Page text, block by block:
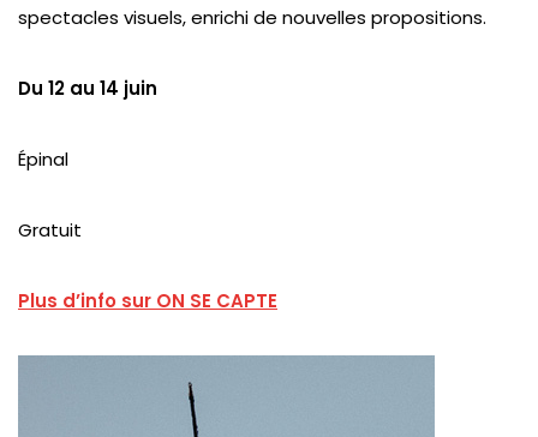
spectacles visuels, enrichi de nouvelles propositions.
Du 12 au 14 juin
Épinal
Gratuit
Plus d’info sur ON SE CAPTE